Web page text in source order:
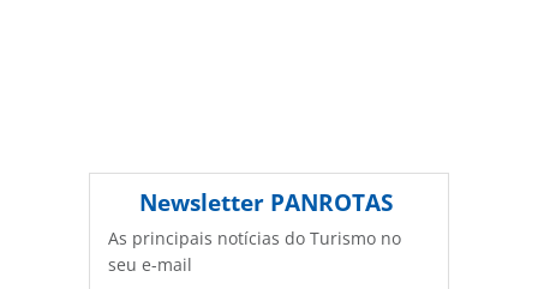
Newsletter PANROTAS
As principais notícias do Turismo no
seu e-mail